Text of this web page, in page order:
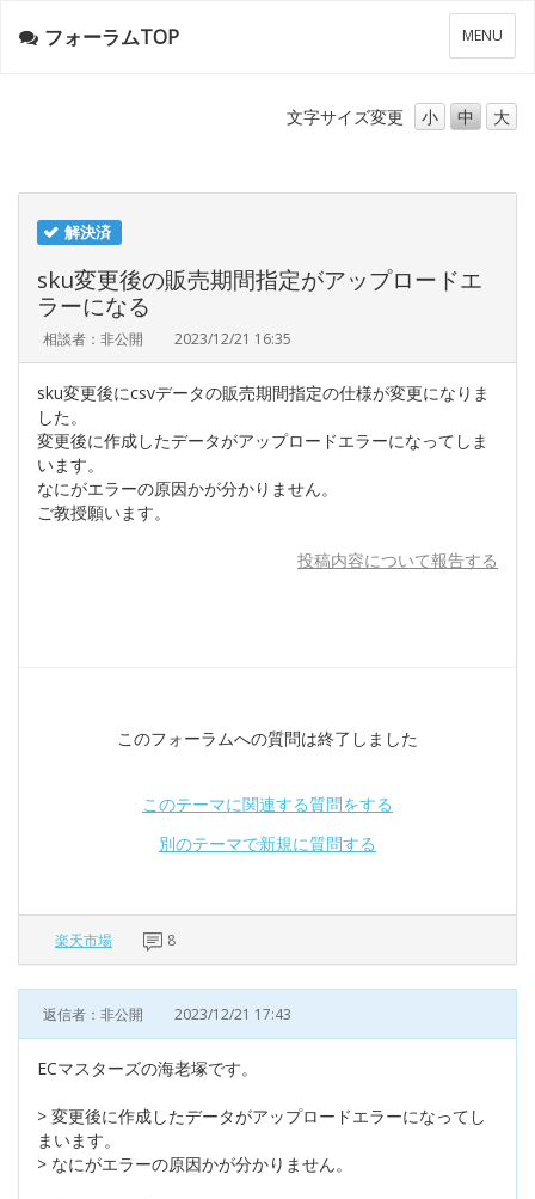
メ
ニ
ー
MENU
フォーラムTOP
文字サイズ変更 小 中 大
解決済
sku変更後の販売期間指定がアップロードエ
ラーになる
相談者：非公開 2023/12/21 16:35
sku変更後にcsvデータの販売期間指定の仕様が変更になりま
した。
変更後に作成したデータがアップロードエラーになってしま
います。
なにがエラーの原因かが分かりません。
ご教授願います。
投稿内容について報告する
このフォーラムへの質問は終了しました
このテーマに関連する質問をする
別のテーマで新規に質問する
楽天市場 8
返信者：非公開 2023/12/21 17:43
ECマスターズの海老塚です。
> 変更後に作成したデータがアップロードエラーになってし
まいます。
> なにがエラーの原因かが分かりません。